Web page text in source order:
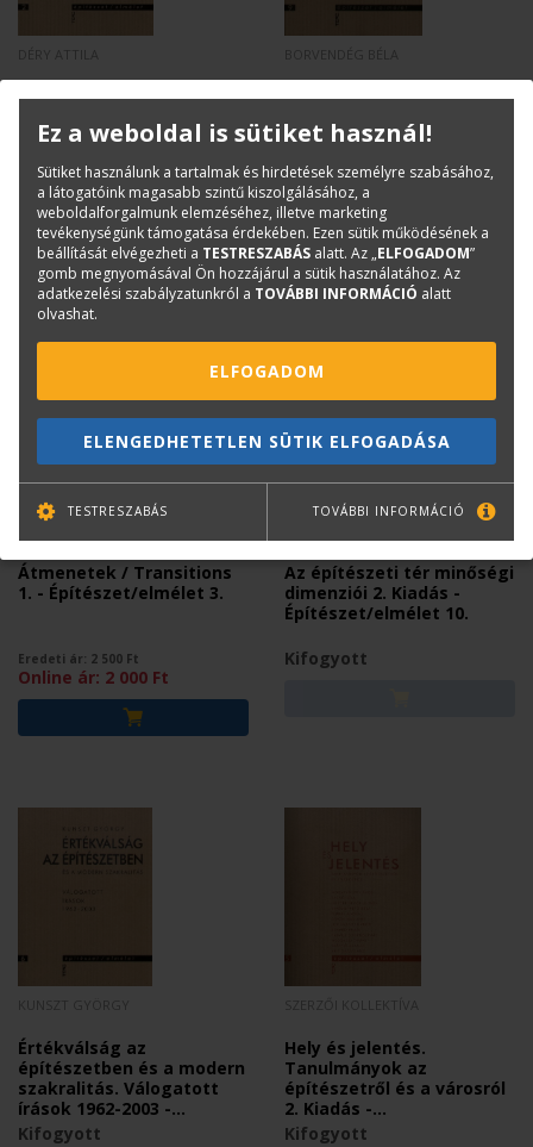
A forma visszaszerzése -
tanulmányok -
Kifogyott
Architectura - quo vadis -
Eredeti ár: 2 500
Online ár:
Átmenetek / Transitions
1. - Építészet/elmélet 3.
Eredeti ár: 2 500 Ft
Online ár: 2 000 Ft
Az építészeti tér minőségi
dimenziói 2. Kiadás -
Építészet/elmélet 10.
Kifogyott
Értékválság az
építészetben és a modern
szakralitás. Válogatott
írások 1962-2003 -
Építészet/elmélet 6.
Kifogyott
Hely és jelentés.
Tanulmányok az
építészetről és a városról
2. Kiadás -
Építészet/elmélet 5.
Kifogyott
Ez a weboldal is sütiket használ!
Sütiket használunk a tartalmak és hirdetések személyre szabásához,
a látogatóink magasabb szintű kiszolgálásához, a
weboldalforgalmunk elemzéséhez, illetve marketing
tevékenységünk támogatása érdekében. Ezen sütik működésének a
beállítását elvégezheti a TESTRESZABÁS alatt. Az „ELFOGADOM”
gomb megnyomásával Ön hozzájárul a sütik használatához. Az
adatkezelési szabályzatunkról a TOVÁBBI INFORMÁCIÓ alatt
olvashat.
ELFOGADOM
ELENGEDHETETLEN SÜTIK ELFOGADÁSA
TESTRESZABÁS TOVÁBBI INFORMÁCIÓ